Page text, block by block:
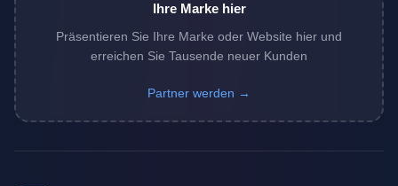
Ihre Marke hier
Präsentieren Sie Ihre Marke oder Website hier und
erreichen Sie Tausende neuer Kunden
Partner werden →